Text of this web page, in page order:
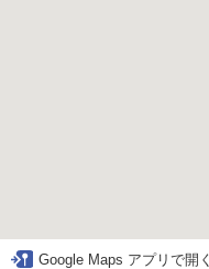
Google Maps アプリで開く